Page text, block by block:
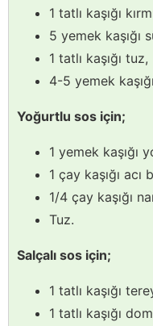
1 tatlı kaşığı
5 yemek kaşığı
1 tatlı kaşığı tuz,
4-5 yemek
Yoğurtlu sos için;
1 yemek kaşığı
1 çay kaşığı acı
1/4 çay kaşığı
Tuz.
Salçalı sos için;
1 tatlı kaşığı
1 tatlı kaşığı